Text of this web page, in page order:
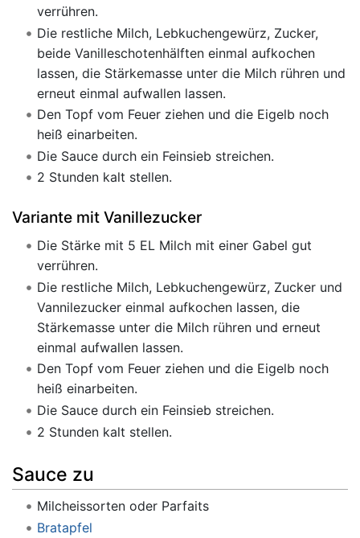
verrühren.
Die restliche Milch, Lebkuchengewürz, Zucker,
beide Vanilleschotenhälften einmal aufkochen
lassen, die Stärkemasse unter die Milch rühren und
erneut einmal aufwallen lassen.
Den Topf vom Feuer ziehen und die Eigelb noch
heiß einarbeiten.
Die Sauce durch ein Feinsieb streichen.
2 Stunden kalt stellen.
Variante mit Vanillezucker
Die Stärke mit 5 EL Milch mit einer Gabel gut
verrühren.
Die restliche Milch, Lebkuchengewürz, Zucker und
Vannilezucker einmal aufkochen lassen, die
Stärkemasse unter die Milch rühren und erneut
einmal aufwallen lassen.
Den Topf vom Feuer ziehen und die Eigelb noch
heiß einarbeiten.
Die Sauce durch ein Feinsieb streichen.
2 Stunden kalt stellen.
Sauce zu
Milcheissorten oder Parfaits
Bratapfel